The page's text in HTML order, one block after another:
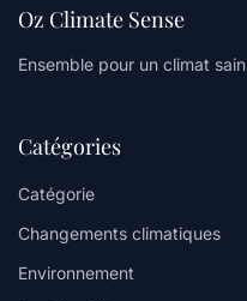
Oz Climate Sense
Ensemble pour un climat sain
Catégories
Catégorie
Changements climatiques
Environnement